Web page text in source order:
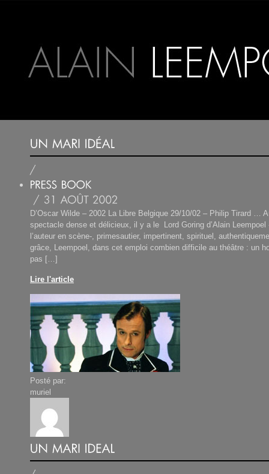
D’Oscar Wilde – 2002 La Libre Belgique 29/10/02 – Philip Tirard …
spectacle dense et délicieux, il y a le Lord Goring d’Alain Leempoel
l’auteur en scène-, primesautier, impertinent, spirituel,
grâce, Leempoel, dans cet emploi combien difficile au théâtre : un
pas […]
Lire l'article
Posté par:
muriel